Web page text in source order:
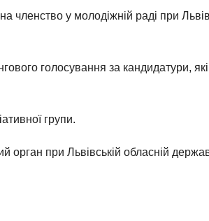
у молодіжній раді при
голосування за кандидатури, які
групи.
при Львівській обласній